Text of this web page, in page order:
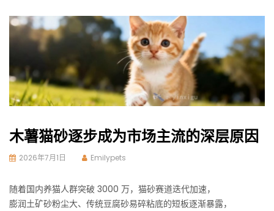
木薯猫砂逐步成为市场主流的深层原因
2026年7月1日 Emilypets
随着国内养猫人群突破 3000 万，猫砂赛道迭代加速，
膨润土矿砂粉尘大、传统豆腐砂易碎粘底的短板逐渐暴露，